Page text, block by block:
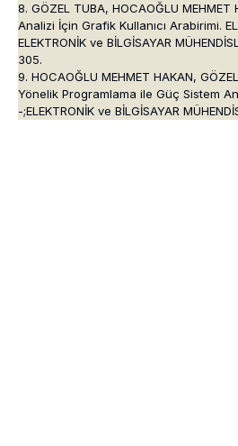
8. GÖZEL TUBA, HOCAOĞLU
Analizi İçin Grafik Kullanıcı Arabirimi.
ELEKTRONİK ve BİLGİSAYAR
305.
9. HOCAOĞLU MEHMET HAKAN,
Yönelik Programlama ile Güç Sistem
-;ELEKTRONİK ve BİLGİSAYAR